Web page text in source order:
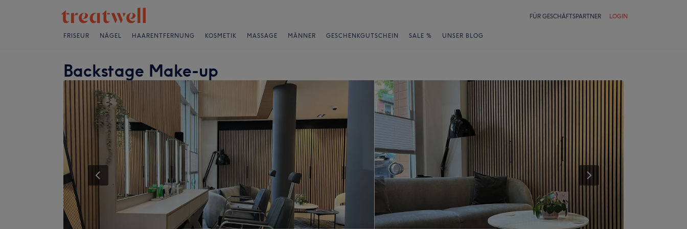
FÜR GESCHÄFTSPARTNER LOGIN
FRISEUR NÄGEL HAARENTFERNUNG KOSMETIK MASSAGE MÄNNER GESCHENKGUTSCHEIN SALE % UNSER BLOG
Backstage Make-up